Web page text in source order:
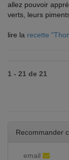
allez pouvoir
verts, leurs
lire la recette
1 - 21 de 21
Recommander
email